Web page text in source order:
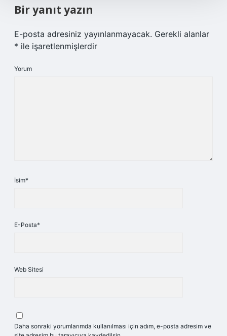
Bir yanıt yazın
E-posta adresiniz yayınlanmayacak. Gerekli alanlar
* ile işaretlenmişlerdir
Yorum
İsim*
E-Posta*
Web Sitesi
Daha sonraki yorumlarımda kullanılması için adım, e-posta adresim ve